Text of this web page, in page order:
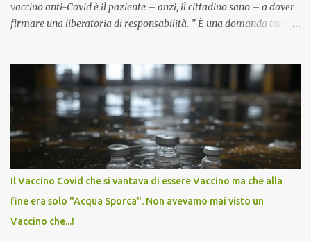
vaccino anti-Covid è il paziente – anzi, il cittadino sano – a dover
firmare una liberatoria di responsabilità. ” È una domanda tanto
pandemia. Un interrogativo che dovrebbe scuotere chiunque abbia
ancora il coraggio di pensare con la propria testa. Per il vaccino
anti-Covid, un pro-farmaco, con autorizzazione condizionata,
sviluppato in tempi record, con tecnologie mai utilizzate prima su
larga scala, ancora oggetto di studio e di discussione
internazionale serve solo una firma. La tua. Lo si somministra
anche a persone sane, giovani, senza fattori di rischio, spesso già
serve una prescrizione. Non c’è diagnosi. Non c’è presa in carico.
L’unico atto richiesto è una fi...
Il Vaccino Covid che si vantava di essere Vaccino ma che alla
fine era solo "Acqua Sporca". Non avevamo mai visto un
Vaccino che...!